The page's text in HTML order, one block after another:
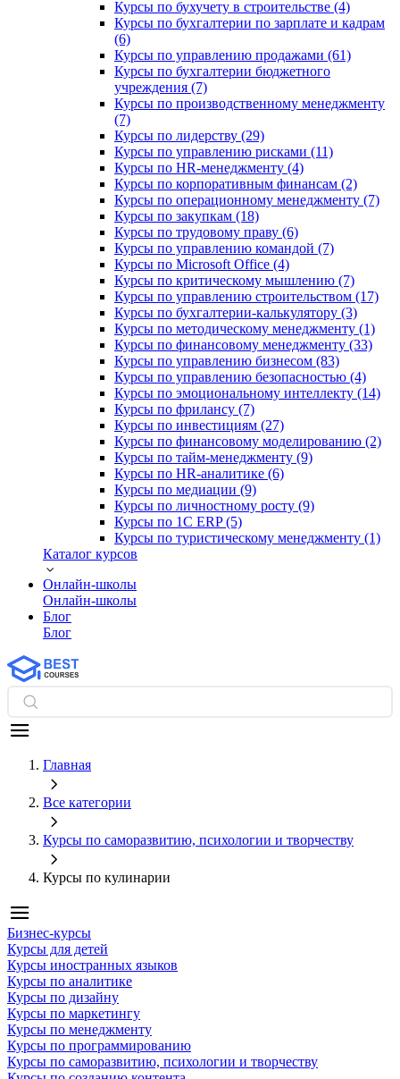
Курсы по бухучету в строительстве (4)
Курсы по бухгалтерии по зарплате и кадрам
(6)
Курсы по управлению продажами (61)
Курсы по бухгалтерии бюджетного
учреждения (7)
Курсы по производственному менеджменту
(7)
Курсы по лидерству (29)
Курсы по управлению рисками (11)
Курсы по HR-менеджменту (4)
Курсы по корпоративным финансам (2)
Курсы по операционному менеджменту (7)
Курсы по закупкам (18)
Курсы по трудовому праву (6)
Курсы по управлению командой (7)
Курсы по Microsoft Office (4)
Курсы по критическому мышлению (7)
Курсы по управлению строительством (17)
Курсы по бухгалтерии-калькулятору (3)
Курсы по методическому менеджменту (1)
Курсы по финансовому менеджменту (33)
Курсы по управлению бизнесом (83)
Курсы по управлению безопасностью (4)
Курсы по эмоциональному интеллекту (14)
Курсы по фрилансу (7)
Курсы по инвестициям (27)
Курсы по финансовому моделированию (2)
Курсы по тайм-менеджменту (9)
Курсы по HR-аналитике (6)
Курсы по медиации (9)
Курсы по личностному росту (9)
Курсы по 1С ERP (5)
Курсы по туристическому менеджменту (1)
Каталог курсов
Онлайн-школы
Онлайн-школы
Блог
Блог
Главная
Все категории
Курсы по саморазвитию, психологии и творчеству
Курсы по кулинарии
Бизнес-курсы
Курсы для детей
Курсы иностранных языков
Курсы по аналитике
Курсы по дизайну
Курсы по маркетингу
Курсы по менеджменту
Курсы по программированию
Курсы по саморазвитию, психологии и творчеству